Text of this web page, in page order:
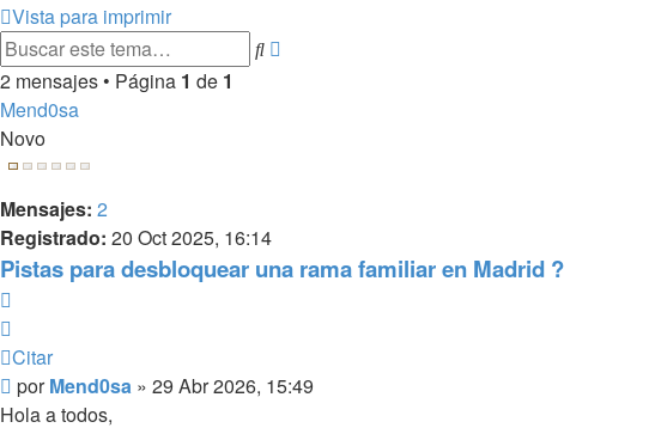
Vista para imprimir
Buscar
2 mensajes • Página 1 de 1
Mend0sa
Novo
Mensajes: 2
Registrado: 20 Oct 2025, 16:14
Pistas para desbloquear una rama familiar en Madrid ?
Citar
Mensaje
porMend0sa » 29 Abr 2026, 15:49
Hola a todos,